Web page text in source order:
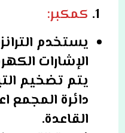
كمكبر:
يستخدم
الإشارات
يتم تضخيم
دائرة المجمع
القاعدة.